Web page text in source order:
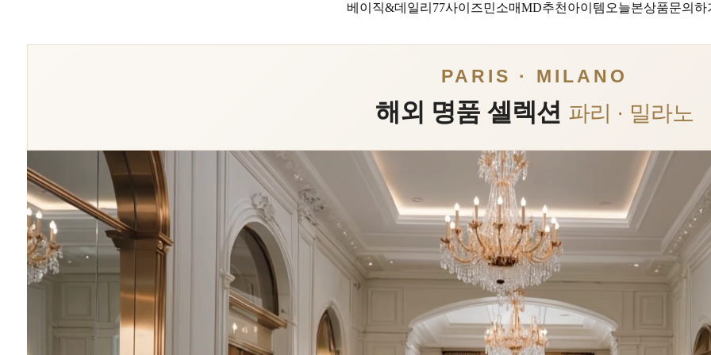
베이직&데일리 77사이즈민소매MD추천아이템 오늘본상품문의하
PARIS · MILANO
해외 명품 셀렉션 파리 · 밀라노